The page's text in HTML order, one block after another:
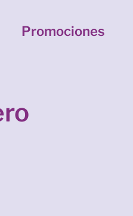
Promociones